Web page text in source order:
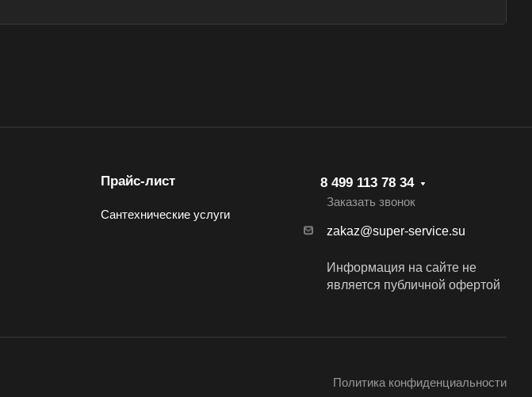
Прайс-лист
Сантехнические услуги
8 499 113 78 34
Заказать звонок
zakaz@super-service.su
Информация на сайте не
является публичной офертой
Политика конфиденциальности